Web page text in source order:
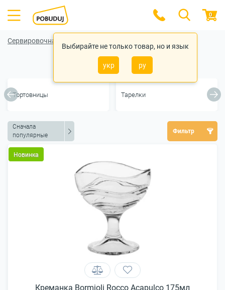
Выбирайте не только товар, но и язык
укр ру
0
Сервировочная посуда
Креманки
Тортовницы Тарелки
Сначала
популярные
Фильтр
Новинка
Креманка Bormioli Rocco Acapulco 175мл